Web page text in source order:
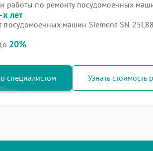
работы по ремонту посудомоечных
лет
машин Siemens SN
20%
специалистом Узнать стоимость